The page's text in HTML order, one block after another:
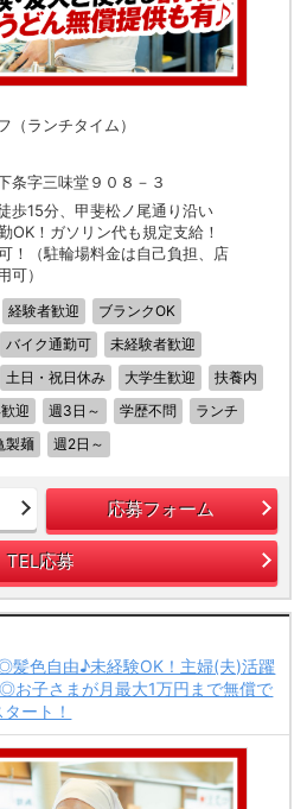
（ランチタイム）
条字三味堂９０８－３
歩15分、甲斐松ノ尾通り沿い
OK！ガソリン代も規定支給！
！（駐輪場料金は自己負担、店
可）
経験者歓迎
ブランクOK
バイク通勤可
未経験者歓迎
土日・祝日休み 大学生歓迎
扶養内
迎 週3日～ 学歴不問
ランチ
製麺 週2日～
応募フォーム
TEL応募
色自由♪未経験OK！主婦(夫)活躍
お子さまが月最大1万円まで無償で
ート！